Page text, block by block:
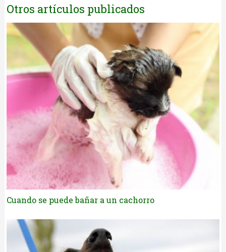
Otros artículos publicados
Cuando se puede bañar a un cachorro